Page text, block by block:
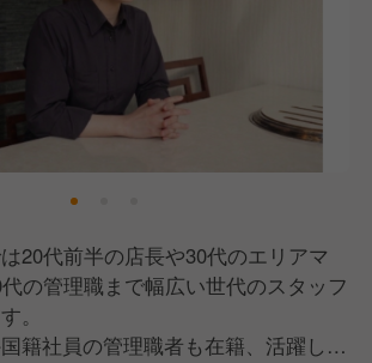
20代前半の店長や30代のエリアマ
の管理職まで幅広い世代のスタッフ
。
籍社員の管理職者も在籍、活躍して